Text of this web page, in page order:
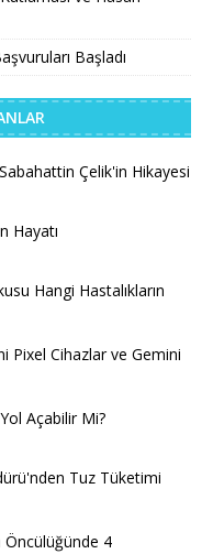
Başladı
Çelik'in Hikayesi
Hayatı
Hangi Hastalıkların
Pixel Cihazlar ve Gemini
Açabilir Mi?
Tuz Tüketimi
Öncülüğünde 4